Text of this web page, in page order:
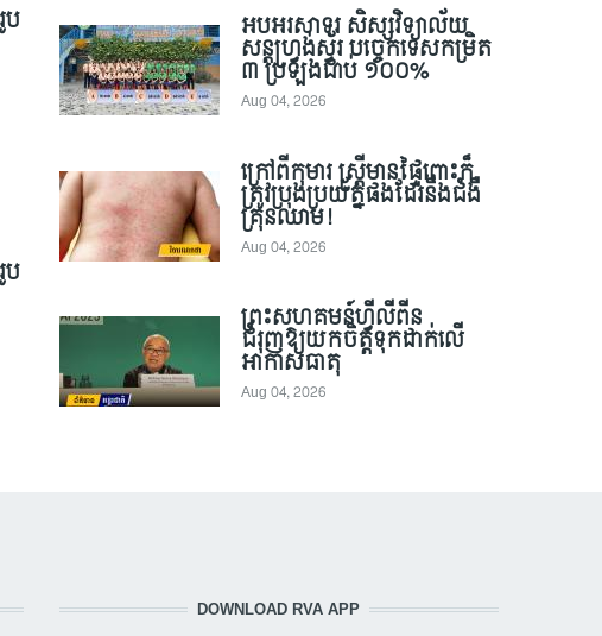
ប
ប
អបអរសាទរ សិស្សវិទ្យាល័យ
សន្តហ្វ្រង់ស្វ័រ បច្ចេកទេសកម្រិត
៣ ប្រឡងជាប់ ១០០%
Aug 04, 2026
ក្រៅពីកុមារ ស្ត្រីមានផ្ទៃពោះក៏
ត្រូវប្រុងប្រយ័ត្នផងដែរនឹងជំងឺ
គ្រុនឈាម!
Aug 04, 2026
ព្រះសហគមន៍ហ្វីលីពីន
ជំរុញឱ្យយកចិត្តទុកដាក់លើ
អាកាសធាតុ
Aug 04, 2026
DOWNLOAD RVA APP